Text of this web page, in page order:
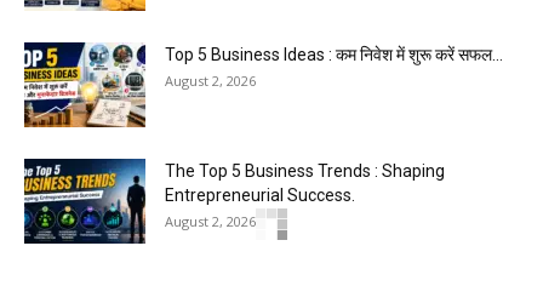
Top 5 Business Ideas : कम निवेश में शुरू करें सफल...
August 2, 2026
The Top 5 Business Trends : Shaping
Entrepreneurial Success.
August 2, 2026